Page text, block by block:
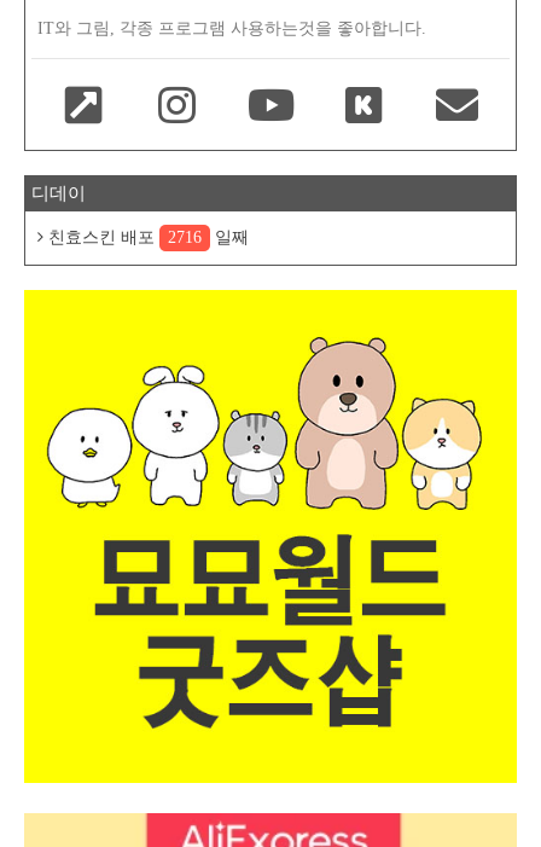
IT와 그림, 각종 프로그램 사용하는것을 좋아합니다.
디데이
친효스킨 배포 2716 일째